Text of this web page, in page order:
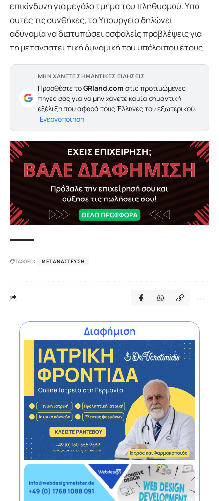
επικίνδυνη για μεγάλο τμήμα του πληθυσμού. Υπό
αυτές τις συνθήκες, το Υπουργείο δηλώνει
αδυναμία να διατυπώσει ασφαλείς προβλέψεις για
τη μεταναστευτική δυναμική του υπόλοιπου έτους.
ΜΗΝ ΧΑΝΕΤΕ ΣΗΜΑΝΤΙΚΕΣ ΕΙΔΗΣΕΙΣ
Προσθέστε τοGRland.com στις προτιμώμενες
πηγές σας για να μην χάνετε καμία σημαντική
εξέλιξη που αφορά τους Έλληνες του εξωτερικού.
Ενεργοποίηση
TAGGED: ΜΕΤΑΝΆΣΤΕΥΣΗ
Διαφήμιση